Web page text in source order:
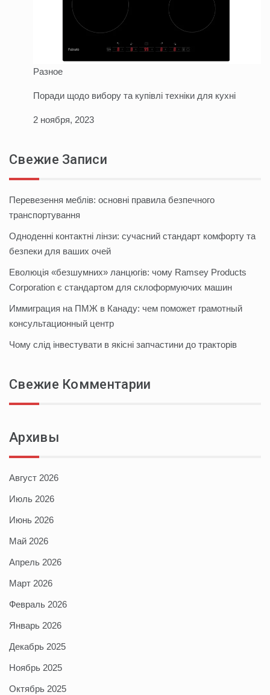
Разное
Поради щодо вибору та купівлі техніки для кухні
2 ноября, 2023
Свежие Записи
Перевезення меблів: основні правила безпечного
транспортування
Одноденні контактні лінзи: сучасний стандарт комфорту та
безпеки для ваших очей
Еволюція «безшумних» ланцюгів: чому Ramsey Products
Corporation є стандартом для склоформуючих машин
Иммиграция на ПМЖ в Канаду: чем поможет грамотный
консультационный центр
Чому слід інвестувати в якісні запчастини до тракторів
Свежие Комментарии
Архивы
Август 2026
Июль 2026
Июнь 2026
Май 2026
Апрель 2026
Март 2026
Февраль 2026
Январь 2026
Декабрь 2025
Ноябрь 2025
Октябрь 2025